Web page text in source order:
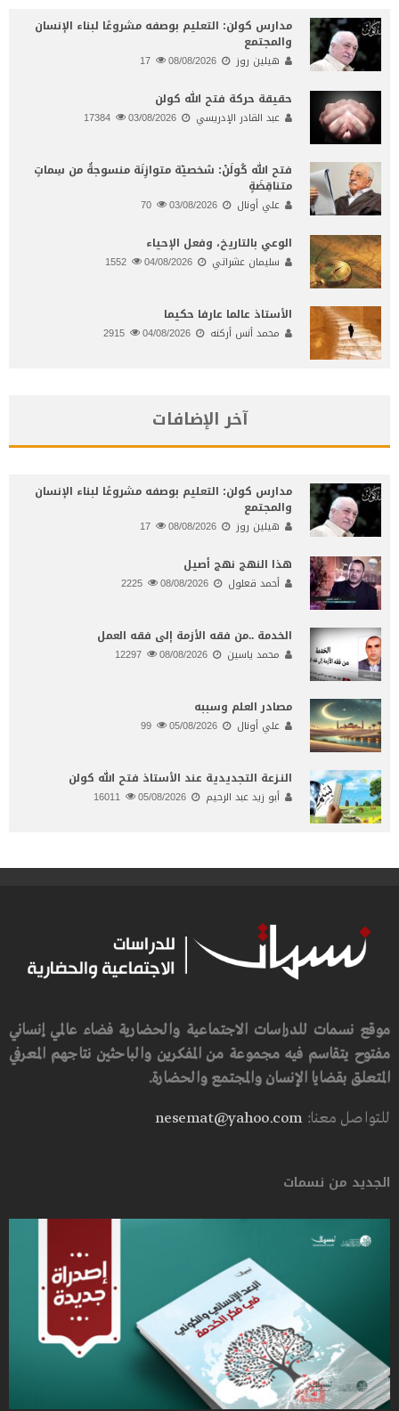
مدارس كولن: التعليم بوصفه مشروعًا لبناء الإنسان
والمجتمع
هيلين روز 08/08/2026
حقيقة حركة فتح الله كولن
عبد القادر الإدريسي 03/08/2026
فتح الله كُولَنْ: شخصيّة متوازِنَة منسوجةٌ من سِماتٍ
متناقِضَةٍ
علي أونال 03/08/2026
الوعي بالتاريخ، وفعل الإحياء
سليمان عشراتي 04/08/2026
الأستاذ عالما عارفا حكيما
محمد أنس أركنه 04/08/2026
آخر الإضافات
مدارس كولن: التعليم بوصفه مشروعًا لبناء الإنسان
والمجتمع
هيلين روز 08/08/2026
هذا النهج نهج أصيل
أحمد قعلول 08/08/2026
الخدمة ..من فقه الأزمة إلى فقه العمل
محمد ياسين 08/08/2026
مصادر العلم وسببه
علي أونال 05/08/2026
النـزعة التجديدية عند الأستاذ فتح الله كولن
أبو زيد عبد الرحيم 05/08/2026
موقع نسمات للدراسات الاجتماعية والحضارية فضاء عالمي إنساني
مفتوح يتقاسم فيه مجموعة من المفكرين والباحثين نتاجهم المعرفي
المتعلق بقضايا الإنسان والمجتمع والحضارة.
للتواصل معنا:nesemat@yahoo.com
الجديد من نسمات